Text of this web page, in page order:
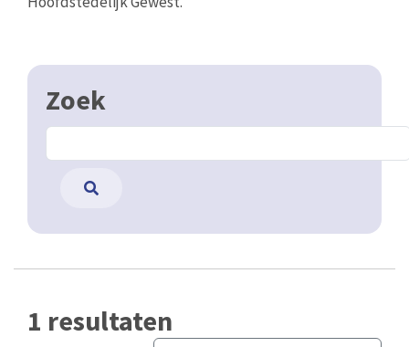
Zoek
1 resultaten